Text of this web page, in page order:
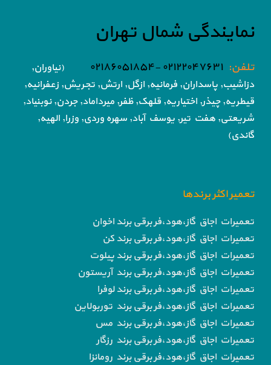
نمایندگی شمال تهران
تلفن: ۰۲۱۲۲۰۴۷۶۳۱ -۰۲۱۸۶۰۵۱۸۵۴
(نیاوران,
دزاشیب, پاسداران, فرمانیه, ازگل, ارتش, تجریش, زعفرانیه,
قیطریه, چیذر, اختیاریه, قلهک, ظفر, میرداماد, جردن, نوبنیاد,
شریعتی, هفت تیر, یوسف آباد, سهره وردی, وزرا, الهیه,
گاندی)
تعمیر اکثر برندها
تعمیرات اجاق گاز،هود،فر برقی برند اخوان
تعمیرات اجاق گاز،هود،فر برقی برند کن
تعمیرات اجاق گاز،هود،فر برقی برند پیلوت
تعمیرات اجاق گاز،هود،فر برقی برند آریستون
تعمیرات اجاق گاز،هود،فر برقی برند لوفرا
تعمیرات اجاق گاز،هود،فر برقی برند توربولاین
تعمیرات اجاق گاز،هود،فر برقی برند مس
تعمیرات اجاق گاز،هود،فر برقی برند رزگار
تعمیرات اجاق گاز،هود،فر برقی برند رومانزا